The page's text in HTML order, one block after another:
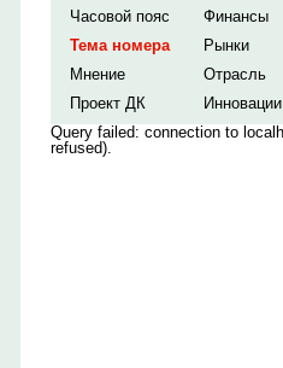
Часовой пояс
Финансы
Тема номера
Рынки
Мнение
Отрасль
Проект ДК
Инновации
Query failed: connection to
refused).